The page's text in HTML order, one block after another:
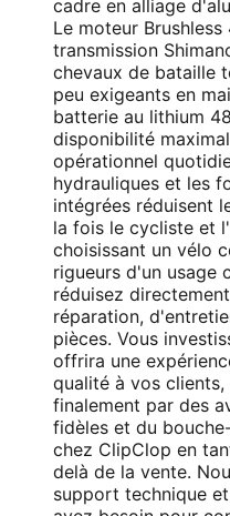
cadre en alliage
Le moteur
transmission
chevaux de bataille
peu exigeants en
batterie au lithium
disponibilité
opérationnel
hydrauliques et les
intégrées réduisent
la fois le cycliste et
choisissant un vélo
rigueurs d'un usage
réduisez
réparation,
pièces. Vous
offrira une
qualité à vos
finalement par des
fidèles et du
chez ClipClop en
delà de la vente.
support technique